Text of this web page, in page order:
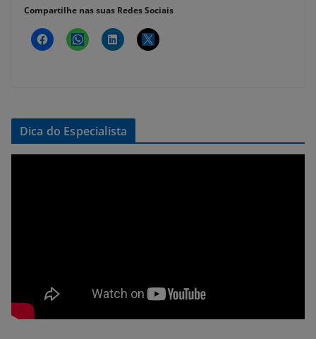
Compartilhe nas suas Redes Sociais
Dica do Especialista